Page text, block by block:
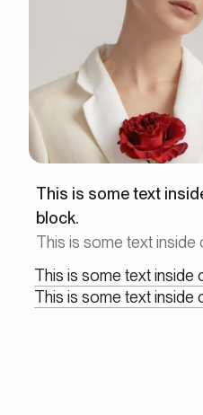
This is some text
block.
This is some text inside
This is some text inside
This is some text inside